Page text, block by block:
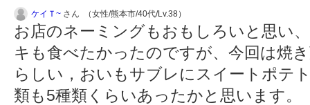
ケイＴ~ さん （女性/熊本市/40代/Lv.38）
お店のネーミングもおもしろいと思い
キも食べたかったのですが、今回は焼
らしい，おいもサブレにスイートポテ
類も5種類くらいあったかと思います。